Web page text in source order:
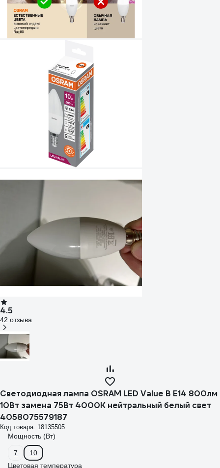
4.5
42 отзыва
Светодиодная лампа OSRAM LED Value B E14 800лм
10Вт замена 75Вт 4000К нейтральный белый свет
4058075579187
Код товара: 18135505
Мощность (Вт)
7
10
Цветовая температура